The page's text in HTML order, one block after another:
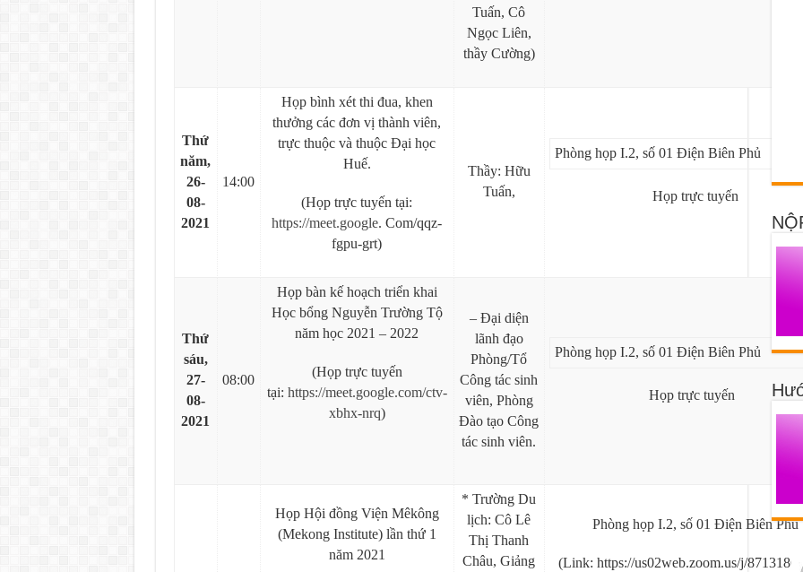
Tuấn, Cô
Ngọc Liên,
thầy Cường)
Thứ
năm,
26-
08-
2021
14:00
Họp bình xét thi đua, khen
thưởng các đơn vị thành viên,
trực thuộc và thuộc Đại học
Huế.
(Họp trực tuyến tại:
https://meet.google. Com/qqz-
fgpu-grt)
Thầy: Hữu
Tuấn,
Phòng họp I.2, số 01 Điện Biên Phủ
Họp trực tuyến
Thứ
sáu,
27-
08-
2021
08:00
Họp bàn kế hoạch triển khai
Học bổng Nguyễn Trường Tộ
năm học 2021 – 2022
(Họp trực tuyến
tại: https://meet.google.com/ctv-
xbhx-nrq)
– Đại diện
lãnh đạo
Phòng/Tổ
Công tác sinh
viên, Phòng
Đào tạo Công
tác sinh viên.
Phòng họp I.2, số 01 Điện Biên Phủ
Họp trực tuyến
Họp Hội đồng Viện Mêkông
(Mekong Institute) lần thứ 1
năm 2021
* Trường Du
lịch: Cô Lê
Thị Thanh
Châu, Giảng
Phòng họp I.2, số 01 Điện Biên Phủ
(Link: https://us02web.zoom.us/j/